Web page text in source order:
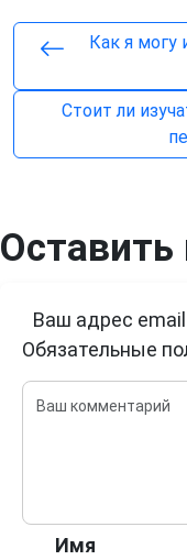
Как я могу
Стоит ли
Ваш адрес
Обязательные
Имя